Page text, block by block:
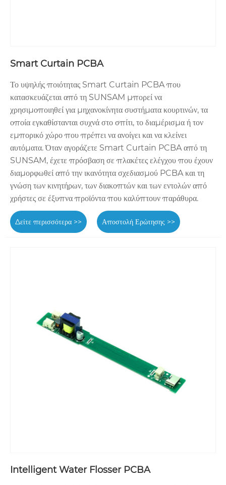
Smart Curtain PCBA
Το υψηλής ποιότητας Smart Curtain PCBA που
κατασκευάζεται από τη SUNSAM μπορεί να
χρησιμοποιηθεί για μηχανοκίνητα συστήματα κουρτινών, τα
οποία εγκαθίστανται συχνά στο σπίτι, το διαμέρισμα ή τον
εμπορικό χώρο που πρέπει να ανοίγει και να κλείνει
αυτόματα. Όταν αγοράζετε Smart Curtain PCBA από τη
SUNSAM, έχετε πρόσβαση σε πλακέτες ελέγχου που έχουν
διαμορφωθεί από την ικανότητα σχεδιασμού PCBA και τη
γνώση των κινητήρων, των διακοπτών και των εντολών από
χρήστες σε έξυπνα προϊόντα που καλύπτουν παράθυρα.
Δείτε περισσότερα >> Αποστολή Ερώτησης >>
Intelligent Water Flosser PCBA